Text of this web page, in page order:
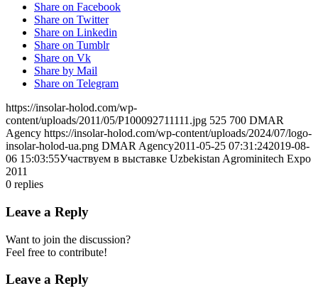
Share on Facebook
Share on Twitter
Share on Linkedin
Share on Tumblr
Share on Vk
Share by Mail
Share on Telegram
https://insolar-holod.com/wp-
content/uploads/2011/05/P100092711111.jpg 525 700 DMAR
Agency https://insolar-holod.com/wp-content/uploads/2024/07/logo-
insolar-holod-ua.png DMAR Agency2011-05-25 07:31:242019-08-
06 15:03:55Участвуем в выставке Uzbekistan Agrominitech Expo
2011
0 replies
Leave a Reply
Want to join the discussion?
Feel free to contribute!
Leave a Reply